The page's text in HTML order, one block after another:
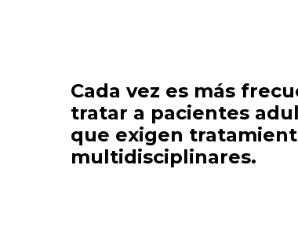
Cada vez es más
tratar a pacientes
que exigen
multidisciplinares.